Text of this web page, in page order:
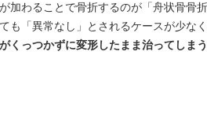
が加わることで骨折するのが「舟状骨骨折
も「異常なし」とされるケースが少な
くっつかずに変形したまま治ってしまう